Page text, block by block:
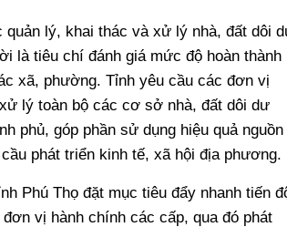
quản lý, khai thác và xử lý nhà, đất dôi
là tiêu chí đánh giá mức độ hoàn thành
xã, phường. Tỉnh yêu cầu các đơn vị
lý toàn bộ các cơ sở nhà, đất dôi dư
phủ, góp phần sử dụng hiệu quả nguồn
phát triển kinh tế, xã hội địa phương.
Phú Thọ đặt mục tiêu đẩy nhanh tiến
vị hành chính các cấp, qua đó phát